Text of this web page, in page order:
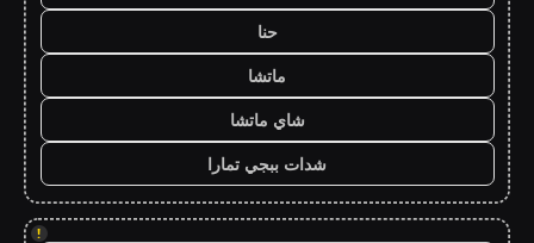
حنا
ماتشا
شاي ماتشا
شدات ببجي تمارا
!